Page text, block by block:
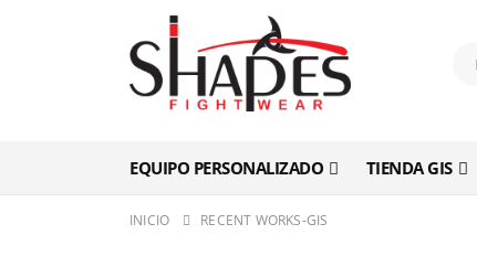
EQUIPO PERSONALIZADO TIENDA GIS
INICIO RECENT WORKS-GIS